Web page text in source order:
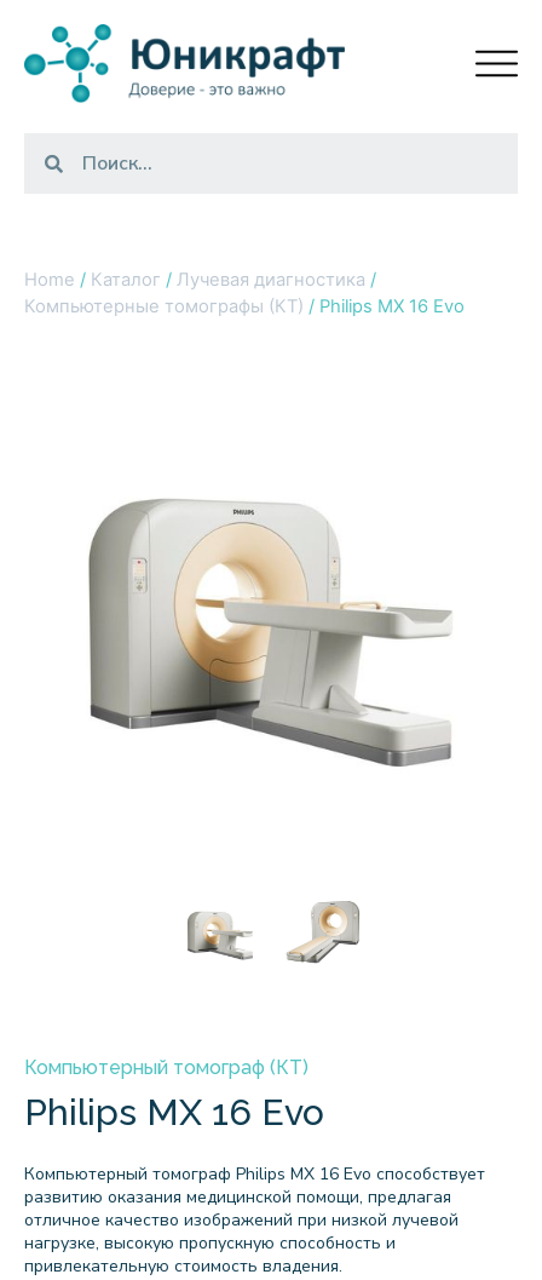
Home / Каталог / Лучевая диагностика /
Компьютерные томографы (КТ) / Philips MX 16 Evo
Компьютерный томограф (КТ)
Philips MX 16 Evo
Компьютерный томограф Philips MX 16 Evo способствует
развитию оказания медицинской помощи, предлагая
отличное качество изображений при низкой лучевой
нагрузке, высокую пропускную способность и
привлекательную стоимость владения.